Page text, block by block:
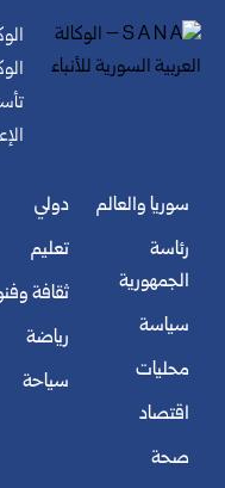
سوريا والعالم
رئاسة
الجمهورية
سياسة
محليات
اقتصاد
صحة
دولي
تعليم
ثقافة
رياضة
سياحة